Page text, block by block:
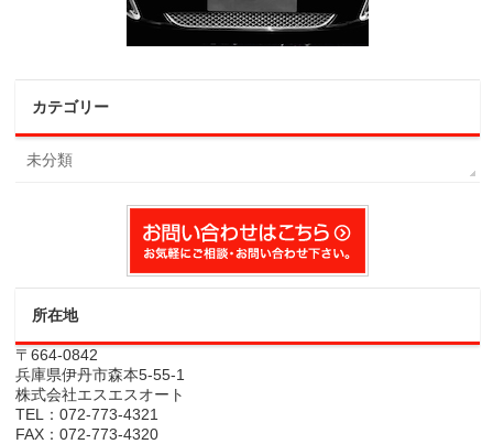
カテゴリー
未分類
所在地
〒664-0842
兵庫県伊丹市森本5-55-1
株式会社エスエスオート
TEL：072-773-4321
FAX：072-773-4320